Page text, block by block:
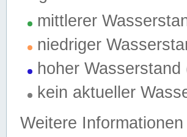
mittlerer
niedriger
hoher
kein aktueller
Weitere